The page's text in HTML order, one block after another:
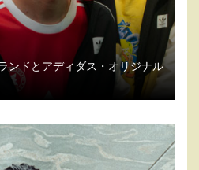
ンドとアディダス・オリジナル